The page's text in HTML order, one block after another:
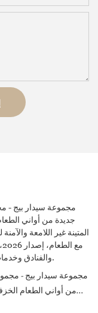
مجموعة سيدار بيج -
من أواني الطعام